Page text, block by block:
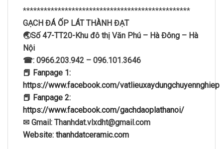
************************************************
GẠCH ĐÁ ỐP LÁT THÀNH ĐẠT
🌏Số 47-TT20-Khu đô thị Văn Phú – Hà Đông – Hà
Nội
☎: 0966.203.942 – 096.101.3646
📕 Fanpage 1:
https://www.facebook.com/vatlieuxaydungchuyennghiep
📕 Fanpage 2:
https://www.facebook.com/gachdaoplathanoi/
✉ Gmail: Thanhdat.vlxdht@gmail.com
Website: thanhdatceramic.com